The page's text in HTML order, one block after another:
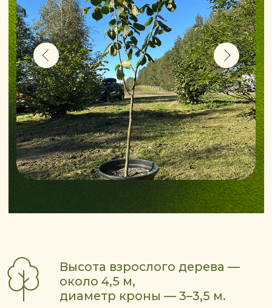
плодоношению.
Наши саженцы сформированы
штамбом(деревце). Взрослые деревья
Каталонского фундука отлично
смотрятся как поодиночке, так и в
рощах. Такой посадочный материал
идеально подходит для создания
фундукового сада, дачного участка
или коммерческой плантации
Каталонский сорт — один из самых
универсальных для садового дизайна.
Его крона раскидистая и легко
формируется.